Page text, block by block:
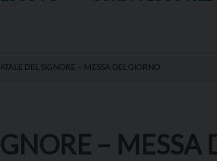
DEL SIGNORE – MESSA DEL GIORNO
– MESSA